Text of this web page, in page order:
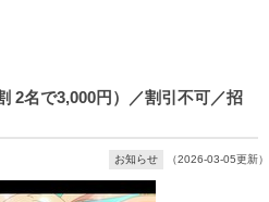
2名で3,000円）／割引不可／招
お知らせ （2026-03-05更新）